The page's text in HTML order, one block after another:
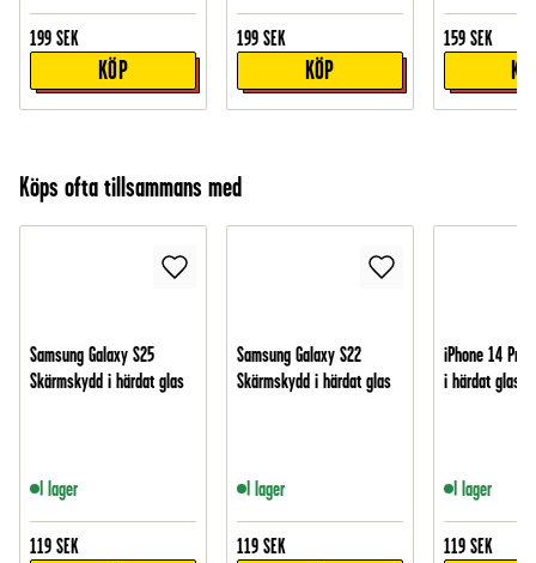
199 SEK
KÖP
199 SEK
KÖP
159 SEK
Köps ofta tillsammans med
Samsung Galaxy S25
Skärmskydd i härdat glas
I lager
119 SEK
Samsung Galaxy S22
Skärmskydd i härdat glas
I lager
119 SEK
iPhone 14 Pro
i härdat glas
I lager
119 SEK